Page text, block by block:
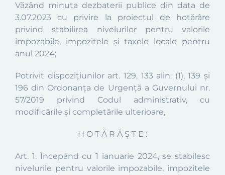
Văzând minuta dezbaterii publice din data de
3.07.2023 cu privire la proiectul de hotărâre
privind stabilirea nivelurilor pentru valorile
impozabile, impozitele și taxele locale pentru
anul 2024;
Potrivit dispoziţiunilor art. 129, 133 alin. (1), 139 şi
196 din Ordonanța de Urgență a Guvernului nr.
57/2019 privind Codul administrativ, cu
modificările și completările ulterioare,
H O T Ă R Ă Ş T E :
Art. 1. Începând cu 1 ianuarie 2024, se stabilesc
nivelurile pentru valorile impozabile, impozitele